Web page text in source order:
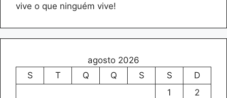
vive o que ninguém vive!
agosto 2026
S
T Q Q S S
D
1
2